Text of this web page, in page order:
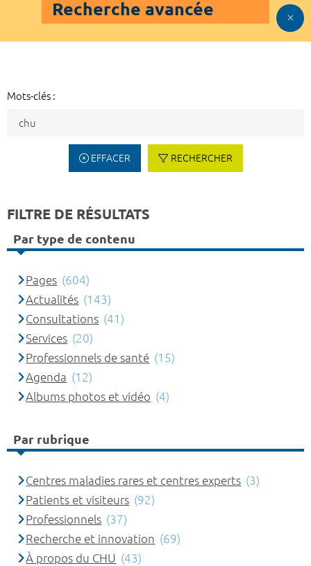
Recherche avancée
Mots-clés :
EFFACER RECHERCHER
FILTRE DE RÉSULTATS
Par type de contenu
Pages (604)
Actualités (143)
Consultations (41)
Services (20)
Professionnels de santé (15)
Agenda (12)
Albums photos et vidéo (4)
Par rubrique
Centres maladies rares et centres experts (3)
Patients et visiteurs (92)
Professionnels (37)
Recherche et innovation (69)
À propos du CHU (43)